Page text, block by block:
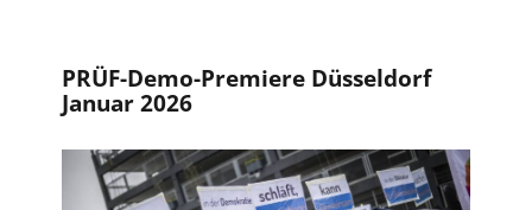
PRÜF-Demo-Premiere Düsseldorf
Januar 2026